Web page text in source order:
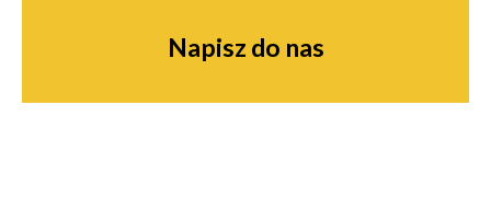
Napisz do nas